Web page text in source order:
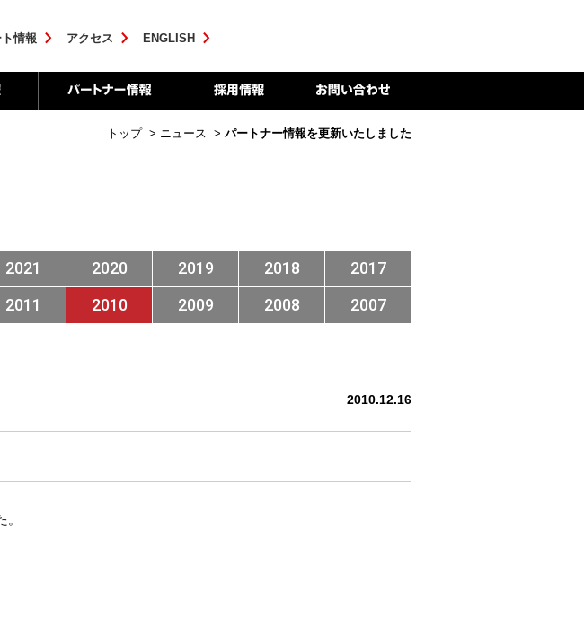
情報 アクセス ENGLISH
トップ > ニュース > パートナー情報を更新いたしました
2021 2020 2019 2018
2017
2011 2010 2009 2008
2007
2010.12.16